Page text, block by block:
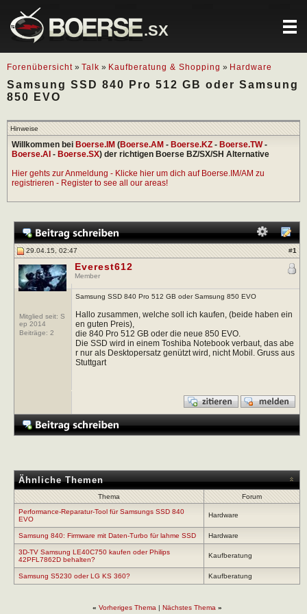
.SX
Forenübersicht » Talk » Kaufberatung & Shopping » Hardware
Samsung SSD 840 Pro 512 GB oder Samsung
850 EVO
Hinweise
Willkommen bei Boerse.IM (Boerse.AM - Boerse.KZ - Boerse.TW-
Boerse.AI - Boerse.SX) der richtigen Boerse BZ/SX/SH Alternative
Hier gehts zur Anmeldung - Klicke hier um dich auf Boerse.IM/AM zu
registrieren - Register to see all our areas!
29.04.15, 02:47 #1
Mitglied seit: S
ep 2014
Beiträge: 2
Everest612
Member
Samsung SSD 840 Pro 512 GB oder Samsung 850 EVO
Hallo zusammen, welche soll ich kaufen, (beide haben ein
en guten Preis),
die 840 Pro 512 GB oder die neue 850 EVO.
Die SSD wird in einem Toshiba Notebook verbaut, das abe
r nur als Desktopersatz genützt wird, nicht Mobil. Gruss aus
Stuttgart
Ähnliche Themen
Thema
Forum
Performance-Reparatur-Tool für Samsungs SSD 840
EVO
Hardware
Samsung 840: Firmware mit Daten-Turbo für lahme SSD Hardware
3D-TV Samsung LE40C750 kaufen oder Philips
42PFL7862D behalten?
Kaufberatung
Samsung S5230 oder LG KS 360? Kaufberatung
« Vorheriges Thema | Nächstes Thema »